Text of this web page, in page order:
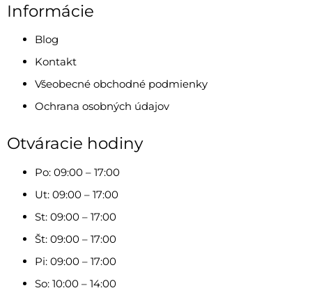
Informácie
Blog
Kontakt
Všeobecné obchodné podmienky
Ochrana osobných údajov
Otváracie hodiny
Po: 09:00 – 17:00
Ut: 09:00 – 17:00
St: 09:00 – 17:00
Št: 09:00 – 17:00
Pi: 09:00 – 17:00
So: 10:00 – 14:00